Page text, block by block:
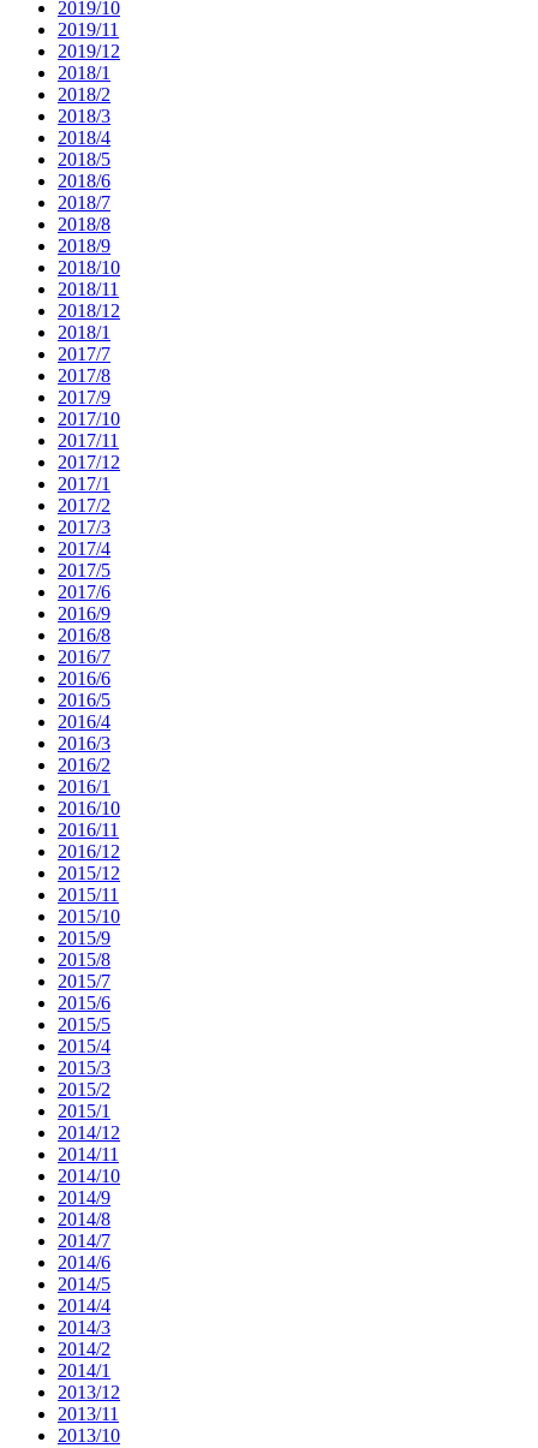
2019/10
2019/11
2019/12
2018/1
2018/2
2018/3
2018/4
2018/5
2018/6
2018/7
2018/8
2018/9
2018/10
2018/11
2018/12
2018/1
2017/7
2017/8
2017/9
2017/10
2017/11
2017/12
2017/1
2017/2
2017/3
2017/4
2017/5
2017/6
2016/9
2016/8
2016/7
2016/6
2016/5
2016/4
2016/3
2016/2
2016/1
2016/10
2016/11
2016/12
2015/12
2015/11
2015/10
2015/9
2015/8
2015/7
2015/6
2015/5
2015/4
2015/3
2015/2
2015/1
2014/12
2014/11
2014/10
2014/9
2014/8
2014/7
2014/6
2014/5
2014/4
2014/3
2014/2
2014/1
2013/12
2013/11
2013/10